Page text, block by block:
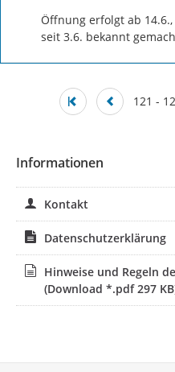
Öffnung erfolgt ab
seit 3.6. bekannt
121 -
Informationen
Kontakt
Datenschutzerklärung
Hinweise und Regeln
(Download *.pdf 297